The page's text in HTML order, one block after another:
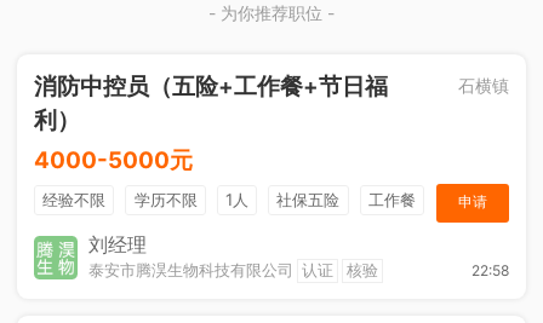
- 为你推荐职位 -
消防中控员（五险+工作餐+节日福
利）
石横镇
4000-5000元
经验不限 学历不限 1人 社保五险
工作餐
节日福利
申请
刘经理
泰安市腾淏生物科技有限公司 认证 核验 22:58